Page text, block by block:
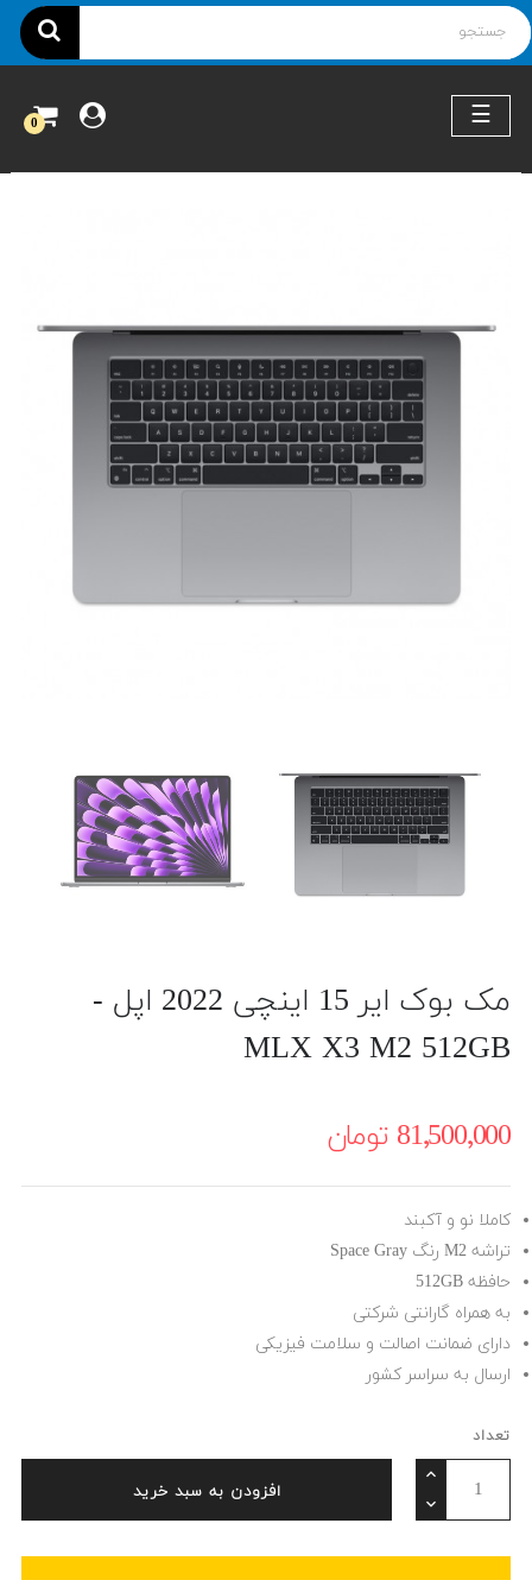
ناوبری
☰
0
مک بوک ایر 15 اینچی 2022 اپل -
MLX X3 M2 512GB
81٬500٬000 ‎تومان
کاملا نو و آکبند
تراشه M2 رنگ Space Gray
حافظه 512GB
به همراه گارانتی شرکتی
دارای ضمانت اصالت و سلامت فیزیکی
ارسال به سراسر کشور
تعداد
افزودن به سبد خرید